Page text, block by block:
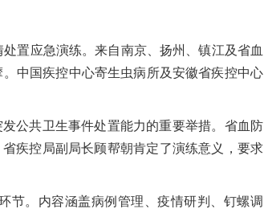
置应急演练。来自南京、扬州、镇江及省血
中国疾控中心寄生虫病所及安徽省疾控中心
公共卫生事件处置能力的重要举措。省血防
疾控局副局长顾帮朝肯定了演练意义，要求
节。内容涵盖病例管理、疫情研判、钉螺调